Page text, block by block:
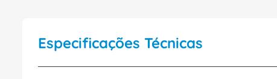
Especificações Técnicas